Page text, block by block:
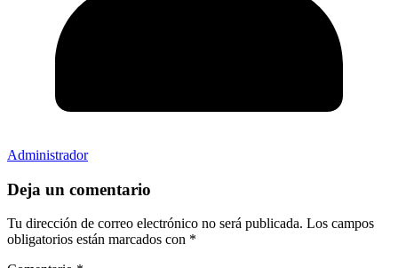
Administrador
Deja un comentario
Tu dirección de correo electrónico no será publicada. Los campos
obligatorios están marcados con *